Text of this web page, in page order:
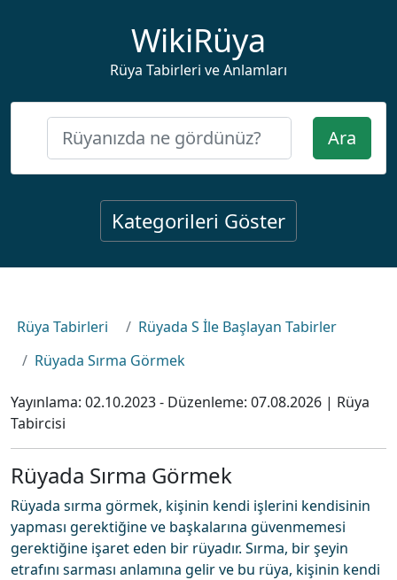
WikiRüya
Rüya Tabirleri ve Anlamları
Ara
Kategorileri Göster
Rüya Tabirleri
Rüyada S İle Başlayan Tabirler
Rüyada Sırma Görmek
Yayınlama: 02.10.2023- Düzenleme: 07.08.2026 | Rüya
Tabircisi
Rüyada Sırma Görmek
Rüyada sırma görmek, kişinin kendi işlerini kendisinin
yapması gerektiğine ve başkalarına güvenmemesi
gerektiğine işaret eden bir rüyadır. Sırma, bir şeyin
etrafını sarması anlamına gelir ve bu rüya, kişinin kendi